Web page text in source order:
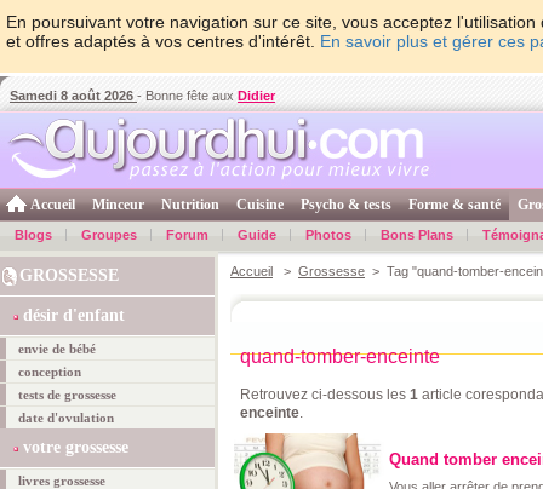
En poursuivant votre navigation sur ce site, vous acceptez
et offres adaptés à vos centres d'intérêt. En savoir plus et gérer ces
Samedi 8 août 2026 - Bonne fête aux Didier
Accueil Minceur Nutrition Cuisine Psycho & tests Forme & santé
Blogs Groupes Forum Guide Photos Bons Plans
GROSSESSE
désir d'enfant
envie de bébé
conception
tests de grossesse
date d'ovulation
votre grossesse
livres grossesse
Accueil > Grossesse > Tag "quand-tomber-
quand-tomber-enceinte
Retrouvez ci-dessous les 1 article
enceinte.
Quand tomber